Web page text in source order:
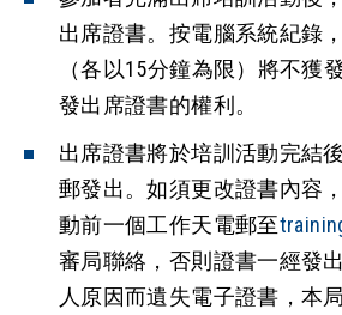
出席證書。按電腦系統紀錄
（各以15分鐘為限）將不獲
發出席證書的權利。
出席證書將於培訓活動完結
郵發出。如須更改證書內容
動前一個工作天電郵至
審局聯絡，否則證書一經發
人原因而遺失電子證書，本